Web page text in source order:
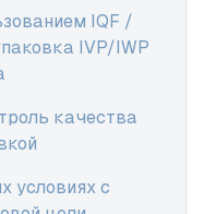
IQF /
IVP/IWP
качества
условиях с